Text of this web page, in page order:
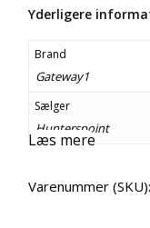
Yderligere
Brand
Gateway1
Sælger
Hunterspoint
Læs mere
Varenummer